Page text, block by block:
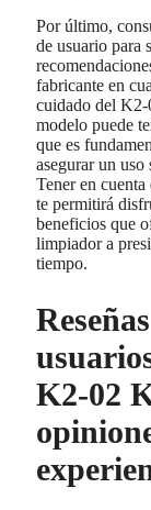
Por último,
de usuario para
fabricante en
cuidado del K2-
modelo puede
que es
asegurar un
Tener en cuenta
te permitirá
beneficios que
limpiador a
tiempo.
K2-02